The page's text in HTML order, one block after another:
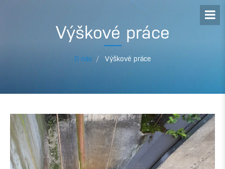
Výškové práce
O nás Výškové práce